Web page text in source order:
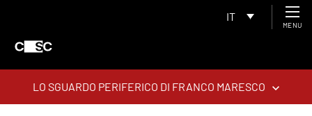
IT
MENU
LO SGUARDO PERIFERICO DI FRANCO MARESCO